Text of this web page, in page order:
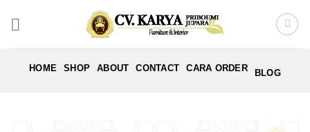
HOME SHOP ABOUT CONTACT CARA ORDER BLOG